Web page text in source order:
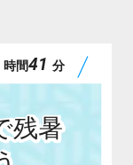
残暑
時間41 分